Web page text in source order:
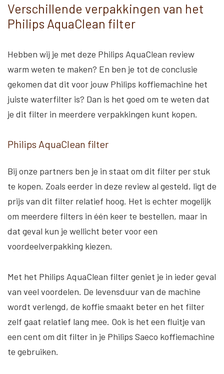
Verschillende verpakkingen van het
Philips AquaClean filter
Hebben wij je met deze Philips AquaClean review
warm weten te maken? En ben je tot de conclusie
gekomen dat dit voor jouw Philips koffiemachine het
juiste waterfilter is? Dan is het goed om te weten dat
je dit filter in meerdere verpakkingen kunt kopen.
Philips AquaClean filter
Bij onze partners ben je in staat om dit filter per stuk
te kopen. Zoals eerder in deze review al gesteld, ligt de
prijs van dit filter relatief hoog. Het is echter mogelijk
om meerdere filters in één keer te bestellen, maar in
dat geval kun je wellicht beter voor een
voordeelverpakking kiezen.
Met het Philips AquaClean filter geniet je in ieder geval
van veel voordelen. De levensduur van de machine
wordt verlengd, de koffie smaakt beter en het filter
zelf gaat relatief lang mee. Ook is het een fluitje van
een cent om dit filter in je Philips Saeco koffiemachine
te gebruiken.